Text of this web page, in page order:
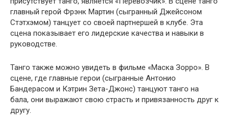
главный герой Фрэнк Мартин (сыгранный Джейсоном
Стэтхэмом) танцует со своей партнершей в клубе. Эта
сцена показывает его лидерские качества и навыки в
руководстве.
Танго также можно увидеть в фильме «Маска Зорро». В
сцене, где главные герои (сыгранные Антонио
Бандерасом и Кэтрин Зета-Джонс) танцуют танго на
бала, они выражают свою страсть и привязанность друг к
другу.